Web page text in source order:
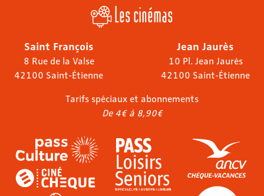
Les cinémas
Saint François
8 Rue de la Valse
42100 Saint-Étienne
Jean Jaurès
10 Pl. Jean Jaurès
42100 Saint-Étienne
Tarifs spéciaux et abonnements
De 4€ à 8,90€